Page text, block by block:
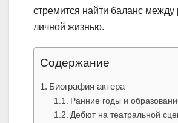
стремится найти баланс между
личной жизнью.
Содержание
Биография актера
Ранние годы и
Дебют на театральной